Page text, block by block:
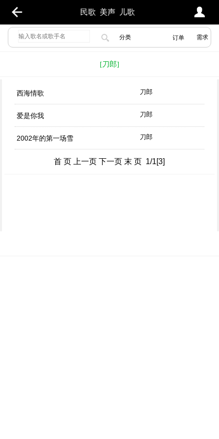
民歌 美声 儿歌
分类 需求
订单
[刀郎]
西海情歌 刀郎
爱是你我 刀郎
2002年的第一场雪 刀郎
首 页 上一页 下一页 末 页 1/1[3]